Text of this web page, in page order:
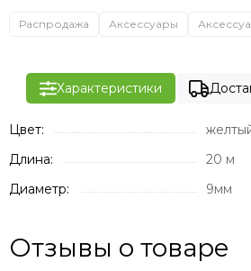
Распродажа Аксессуары
Характеристики
Цвет:
Длина:
20 м
Диаметр:
9мм
Отзывы о товаре